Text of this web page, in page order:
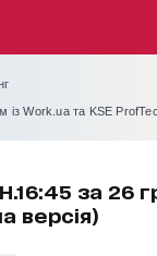
із Work.ua та KSE
за 26
версія)